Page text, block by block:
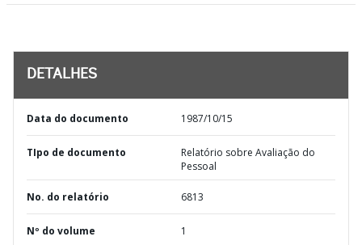
DETALHES
Data do documento 1987/10/15
TIpo de documento
Relatório sobre Avaliação do
Pessoal
No. do relatório 6813
Nº do volume 1